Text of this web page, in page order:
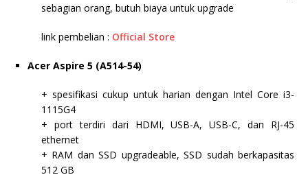
sebagian orang, butuh biaya untuk upgrade
link pembelian : Official Store
Acer Aspire 5 (A514-54)
+ spesifikasi cukup untuk harian dengan Intel Core i3-
1115G4
+ port terdiri dari HDMI, USB-A, USB-C, dan RJ-45
ethernet
+ RAM dan SSD upgradeable, SSD sudah berkapasitas
512 GB